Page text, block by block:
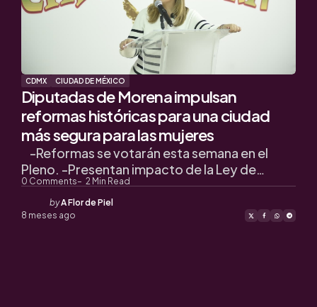
CDMX CIUDAD DE MÉXICO
Diputadas de Morena impulsan
reformas históricas para una ciudad
más segura para las mujeres
0 Comments 2 Min Read
-Reformas se votarán esta semana en el
Pleno. -Presentan impacto de la Ley de…
Posted
by
byA Flor de Piel
8 meses ago